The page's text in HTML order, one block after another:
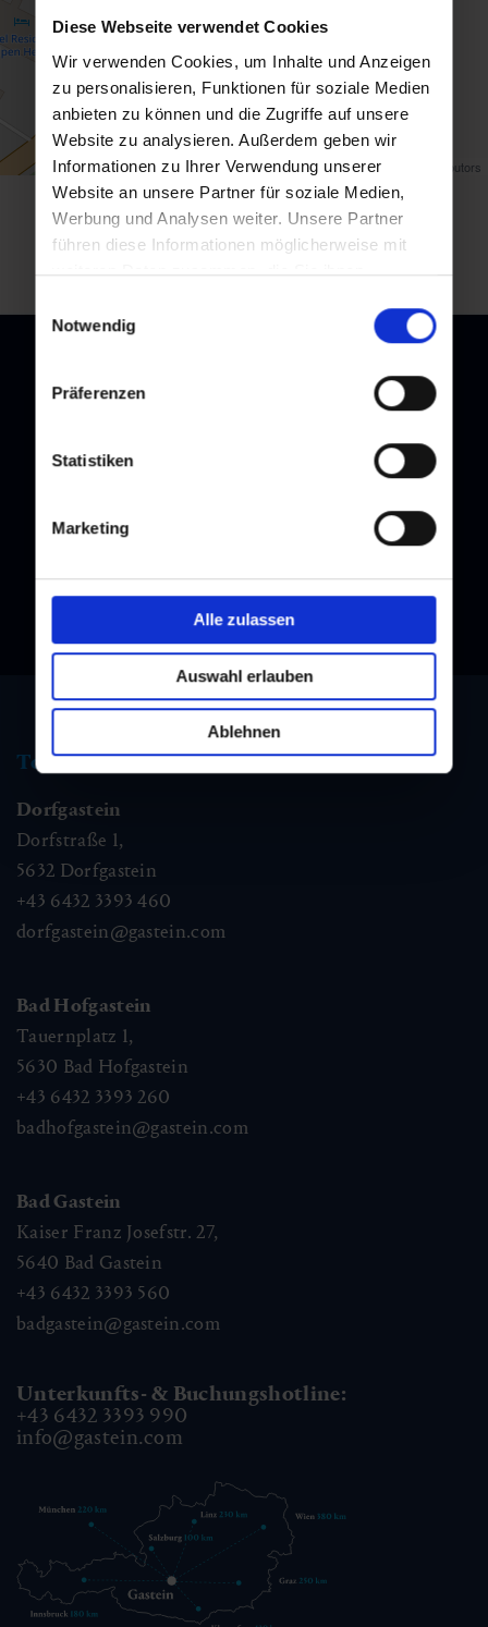
Diese Webseite verwendet Cookies
Wir verwenden Cookies, um Inhalte und Anzeigen
zu personalisieren, Funktionen für soziale Medien
anbieten zu können und die Zugriffe auf unsere
Website zu analysieren. Außerdem geben wir
Informationen zu Ihrer Verwendung unserer
Website an unsere Partner für soziale Medien,
Werbung und Analysen weiter. Unsere Partner
führen diese Informationen möglicherweise mit
weiteren Daten zusammen, die Sie ihnen
Nutzung der Dienste gesammelt haben.
Notwendig
Präferenzen
Statistiken
Marketing
Alle zulassen
Auswahl erlauben
Ablehnen
Map data ©OpenStreetMap contributors
Zurück zur Übersicht
Melden Sie sich bei unserem Newsletter an, und bleiben Sie
Tourismus Information
Dorfgastein
Dorfstraße 1,
5632 Dorfgastein
+43 6432 3393 460
dorfgastein@gastein.com
Bad Hofgastein
Tauernplatz 1,
5630 Bad Hofgastein
+43 6432 3393 260
badhofgastein@gastein.com
Bad Gastein
Kaiser Franz Josefstr. 27,
5640 Bad Gastein
+43 6432 3393 560
badgastein@gastein.com
Unterkunfts- & Buchungshotline:
+43 6432 3393 990
info@gastein.com